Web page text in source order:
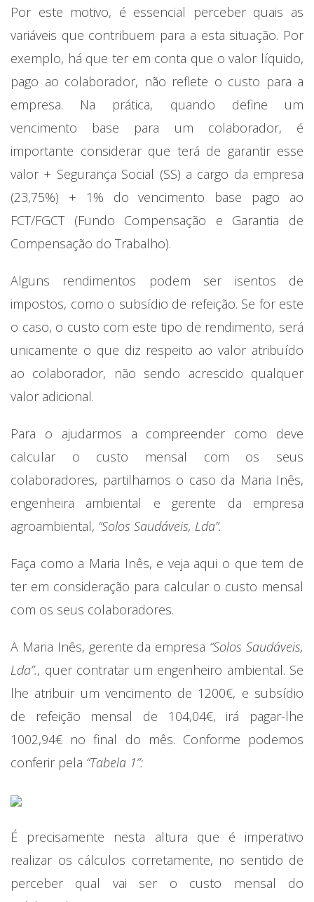
Por este motivo, é essencial perceber quais as
variáveis que contribuem para a esta situação. Por
exemplo, há que ter em conta que o valor líquido,
pago ao colaborador, não reflete o custo para a
empresa. Na prática, quando define um
vencimento base para um colaborador, é
importante considerar que terá de garantir esse
valor + Segurança Social (SS) a cargo da empresa
(23,75%) + 1% do vencimento base pago ao
FCT/FGCT (Fundo Compensação e Garantia de
Compensação do Trabalho).
Alguns rendimentos podem ser isentos de
impostos, como o subsídio de refeição. Se for este
o caso, o custo com este tipo de rendimento, será
unicamente o que diz respeito ao valor atribuído
ao colaborador, não sendo acrescido qualquer
valor adicional.
Para o ajudarmos a compreender como deve
calcular o custo mensal com os seus
colaboradores, partilhamos o caso da Maria Inês,
engenheira ambiental e gerente da empresa
agroambiental, “Solos Saudáveis, Lda”.
Faça como a Maria Inês, e veja aqui o que tem de
ter em consideração para calcular o custo mensal
com os seus colaboradores.
A Maria Inês, gerente da empresa “Solos Saudáveis,
Lda”., quer contratar um engenheiro ambiental. Se
lhe atribuir um vencimento de 1200€, e subsídio
de refeição mensal de 104,04€, irá pagar-lhe
1002,94€ no final do mês. Conforme podemos
conferir pela “Tabela 1”:
É precisamente nesta altura que é imperativo
realizar os cálculos corretamente, no sentido de
perceber qual vai ser o custo mensal do